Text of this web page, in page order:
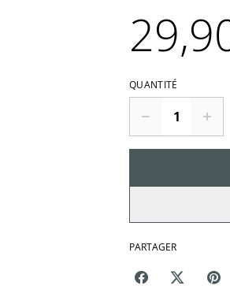
QUANTITÉ
PARTAGER